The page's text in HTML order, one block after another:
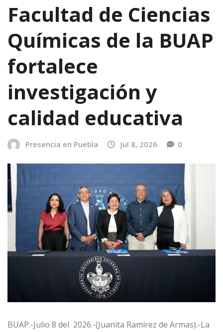
Facultad de Ciencias
Químicas de la BUAP
fortalece
investigación y
calidad educativa
Presencia en Puebla Jul 8, 2026 0
BUAP.-Julio 8 del 2026.-(Juanita Ramírez de Armas).-La